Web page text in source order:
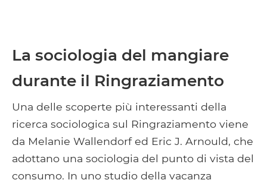
La sociologia del mangiare
durante il Ringraziamento
Una delle scoperte più interessanti della
ricerca sociologica sul Ringraziamento viene
da Melanie Wallendorf ed Eric J. Arnould, che
adottano una sociologia del punto di vista del
consumo. In uno studio della vacanza